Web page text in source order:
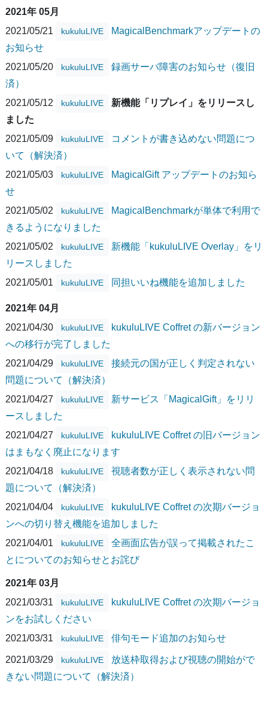
2021年 05月
2021/05/21
kukuluLIVE
MagicalBenchmarkアップデートの
お知らせ
2021/05/20
kukuluLIVE
録画サーバ障害のお知らせ（復旧
済）
2021/05/12
kukuluLIVE
新機能「リプレイ」をリリースし
ました
2021/05/09
kukuluLIVE
コメントが書き込めない問題につ
いて（解決済）
2021/05/03
kukuluLIVE
MagicalGift アップデートのお知ら
せ
2021/05/02
kukuluLIVE
MagicalBenchmarkが単体で利用で
きるようになりました
2021/05/02
kukuluLIVE
新機能「kukuluLIVE Overlay」をリ
リースしました
2021/05/01
kukuluLIVE 同担いいね機能を追加しました
2021年 04月
2021/04/30
kukuluLIVE
kukuluLIVE Coffret の新バージョン
への移行が完了しました
2021/04/29
kukuluLIVE
接続元の国が正しく判定されない
問題について（解決済）
2021/04/27
kukuluLIVE
新サービス「MagicalGift」をリリ
ースしました
2021/04/27
kukuluLIVE
kukuluLIVE Coffret の旧バージョン
はまもなく廃止になります
2021/04/18
kukuluLIVE
視聴者数が正しく表示されない問
題について（解決済）
2021/04/04
kukuluLIVE
kukuluLIVE Coffret の次期バージョ
ンへの切り替え機能を追加しました
2021/04/01
kukuluLIVE
全画面広告が誤って掲載されたこ
とについてのお知らせとお詫び
2021年 03月
2021/03/31
kukuluLIVE
kukuluLIVE Coffret の次期バージョ
ンをお試しください
2021/03/31
kukuluLIVE 俳句モード追加のお知らせ
2021/03/29 kukuluLIVE
放送枠取得および視聴の開始がで
きない問題について（解決済）